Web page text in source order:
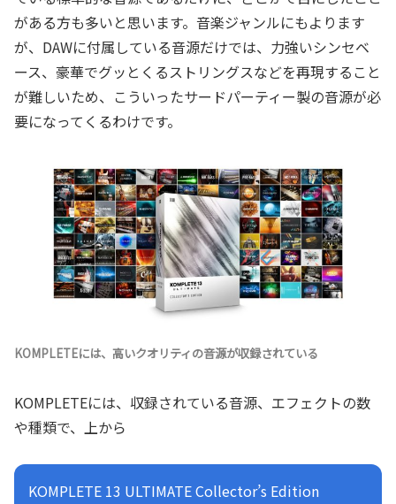
がある方も多いと思います。音楽ジャンルにもよります
が、DAWに付属している音源だけでは、力強いシンセベ
ース、豪華でグッとくるストリングスなどを再現すること
が難しいため、こういったサードパーティー製の音源が必
要になってくるわけです。
KOMPLETEには、高いクオリティの音源が収録されている
KOMPLETEには、収録されている音源、エフェクトの数
や種類で、上から
KOMPLETE 13 ULTIMATE Collector’s Edition